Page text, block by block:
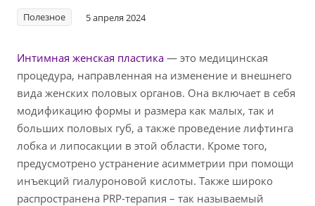
Полезное 5 апреля 2024
Интимная женская пластика — это медицинская
процедура, направленная на изменение и внешнего
вида женских половых органов. Она включает в себя
модификацию формы и размера как малых, так и
больших половых губ, а также проведение лифтинга
лобка и липосакции в этой области. Кроме того,
предусмотрено устранение асимметрии при помощи
инъекций гиалуроновой кислоты. Также широко
распространена PRP-терапия – так называемый